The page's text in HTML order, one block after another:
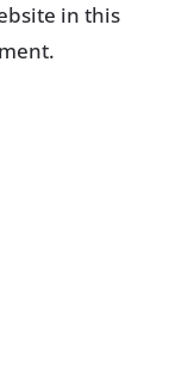
in this